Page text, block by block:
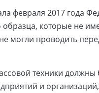
февраля 2017 года
образца, которые не
могли проводить
техники
и